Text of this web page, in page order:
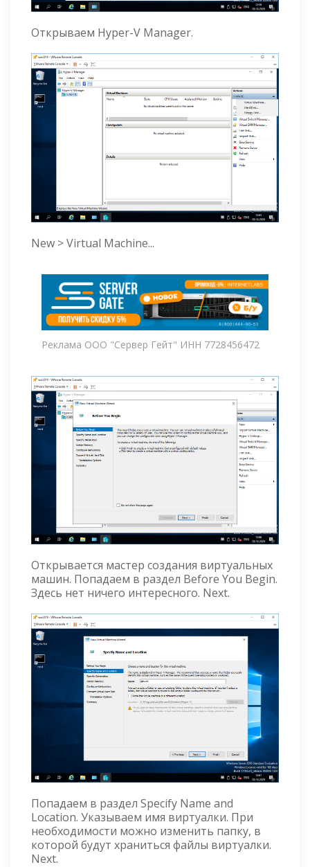
Открываем Hyper-V Manager.
New > Virtual Machine...
Реклама ООО "Сервер Гейт" ИНН 7728456472
Открывается мастер создания виртуальных
машин. Попадаем в раздел Before You Begin.
Здесь нет ничего интересного. Next.
Попадаем в раздел Specify Name and
Location. Указываем имя виртуалки. При
необходимости можно изменить папку, в
которой будут храниться файлы виртуалки.
Next.